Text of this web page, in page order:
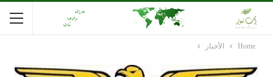
Home الأخبار